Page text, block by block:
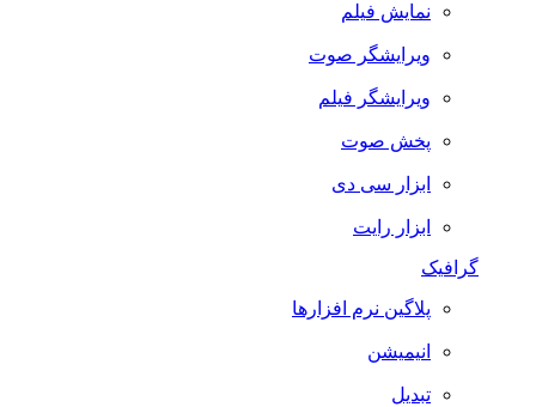
نمایش فیلم
ویرایشگر صوت
ویرایشگر فیلم
پخش صوت
ابزار سی دی
ابزار رایت
گرافیک
پلاگین نرم افزارها
انیمیشن
تبدیل